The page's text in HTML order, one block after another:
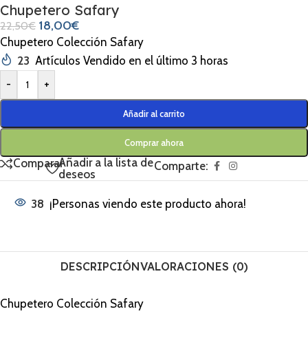
Chupetero Safary
22,50€ 18,00€
Chupetero Colección Safary
23 Artículos Vendido en el último 3 horas
-
+
Añadir al carrito
Comprar ahora
CompararAñadir a la lista de
deseos
Comparte:
38 ¡Personas viendo este producto ahora!
DESCRIPCIÓNVALORACIONES (0)
Chupetero Colección Safary